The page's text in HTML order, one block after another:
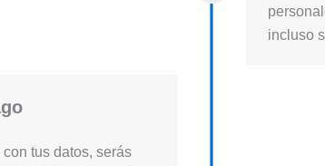
incluso
tus datos, serás